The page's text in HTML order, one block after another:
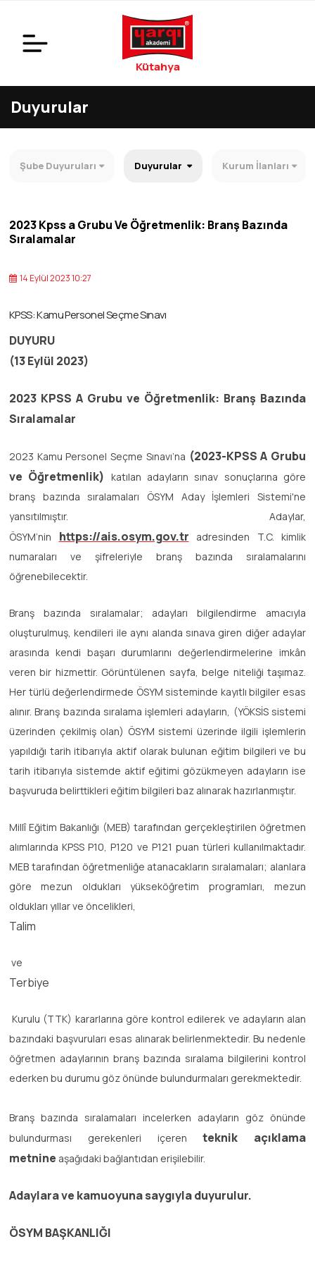
Kütahya
Duyurular
Şube Duyuruları Duyurular Kurum İlanları
2023 Kpss a Grubu Ve Öğretmenlik: Branş Bazında
Sıralamalar
14 Eylül 2023 10:27
KPSS: Kamu Personel Seçme Sınavı
DUYURU
(13 Eylül 2023)
2023 KPSS A Grubu ve Öğretmenlik: Branş Bazında
Sıralamalar
2023 Kamu Personel Seçme Sınavı’na (2023-KPSSA Grubu
ve Öğretmenlik) katılan adayların sınav sonuçlarına göre
branş bazında sıralamaları ÖSYM Aday İşlemleri Sistemi'ne
yansıtılmıştır. Adaylar,
ÖSYM’nin https://ais.osym.gov.tr adresinden T.C. kimlik
numaraları ve şifreleriyle branş bazında sıralamalarını
öğrenebilecektir.
Branş bazında sıralamalar; adayları bilgilendirme amacıyla
oluşturulmuş, kendileri ile aynı alanda sınava giren diğer adaylar
arasında kendi başarı durumlarını değerlendirmelerine imkân
veren bir hizmettir. Görüntülenen sayfa, belge niteliği taşımaz.
Her türlü değerlendirmede ÖSYM sisteminde kayıtlı bilgiler esas
alınır. Branş bazında sıralama işlemleri adayların, (YÖKSİS sistemi
üzerinden çekilmiş olan) ÖSYM sistemi üzerinde ilgili işlemlerin
yapıldığı tarih itibarıyla aktif olarak bulunan eğitim bilgileri ve bu
tarih itibarıyla sistemde aktif eğitimi gözükmeyen adayların ise
başvuruda belirttikleri eğitim bilgileri baz alınarak hazırlanmıştır.
Millî Eğitim Bakanlığı (MEB) tarafından gerçekleştirilen öğretmen
alımlarında KPSS P10, P120 ve P121 puan türleri kullanılmaktadır.
MEB tarafından öğretmenliğe atanacakların sıralamaları; alanlara
göre mezun oldukları yükseköğretim programları, mezun
oldukları yıllar ve öncelikleri,
Talim
ve
Terbiye
Kurulu (TTK) kararlarına göre kontrol edilerek ve adayların alan
bazındaki başvuruları esas alınarak belirlenmektedir. Bu nedenle
öğretmen adaylarının branş bazında sıralama bilgilerini kontrol
ederken bu durumu göz önünde bulundurmaları gerekmektedir.
Branş bazında sıralamaları incelerken adayların göz önünde
bulundurması gerekenleri içeren
teknik açıklama
metnine aşağıdaki bağlantıdan erişilebilir.
Adaylara ve kamuoyuna saygıyla duyurulur.
ÖSYM BAŞKANLIĞI